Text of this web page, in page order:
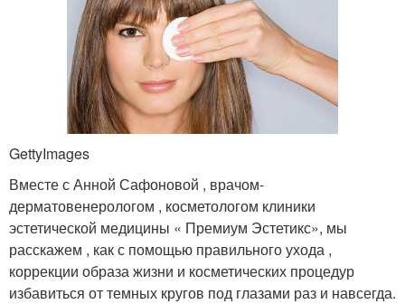
GettyImages
Вместе с Анной Сафоновой , врачом-
дерматовенерологом , косметологом клиники
эстетической медицины « Премиум Эстетикс», мы
расскажем , как с помощью правильного ухода ,
коррекции образа жизни и косметических процедур
избавиться от темных кругов под глазами раз и навсегда.